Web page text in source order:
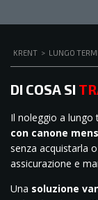
KRENT > LUNGO
DI COSA SI
Il noleggio a lungo
con canone
senza acquistarla
assicurazione e
Una soluzione